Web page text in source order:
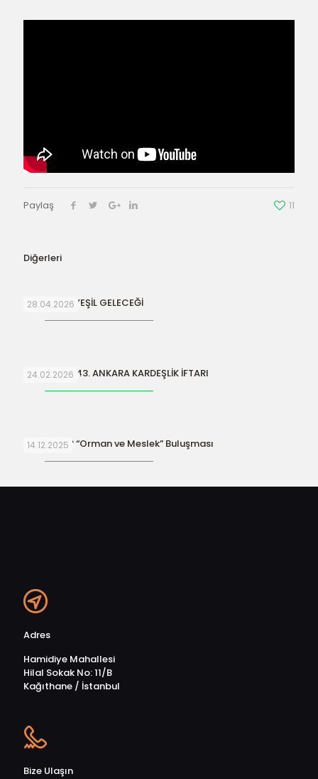
Paylaş 11
Diğerleri
28.04.2026
SURİYE’NİN YEŞİL GELECEĞİ
24.02.2026
ORFAMDER 43. ANKARA KARDEŞLİK İFTARI
14.12.2025
ORFAMDER “Orman ve Meslek” Buluşması
Adres
Hamidiye Mahallesi
Hilal Sokak No: 11/B
Kağıthane / İstanbul
Bize Ulaşın